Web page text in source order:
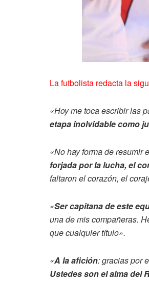
La futbolista redacta la
«Hoy me toca escribir las
etapa inolvidable como
«No hay forma de resumir
forjada por la lucha, el
faltaron el corazón, el
«Ser capitana de este
una de mis compañeras.
que cualquier título».
«A la afición: gracias por
Ustedes son el alma del